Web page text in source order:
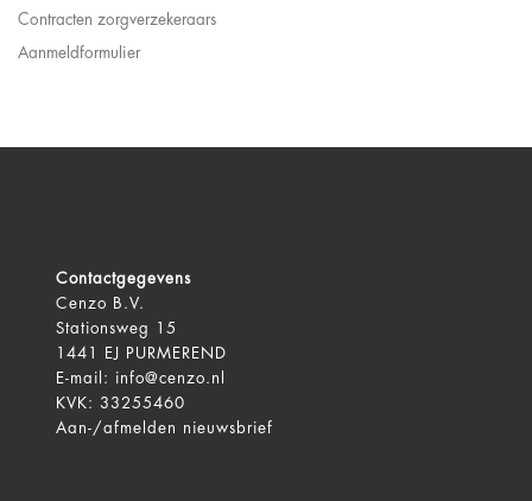
Contracten zorgverzekeraars
Aanmeldformulier
Contactgegevens
Cenzo B.V.
Stationsweg 15
1441 EJ PURMEREND
E-mail:
info@cenzo.nl
KVK: 33255460
Aan-/afmelden
nieuwsbrief